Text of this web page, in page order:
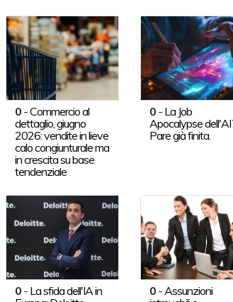
0 -Commercio al
dettaglio, giugno
2026: vendite in lieve
calo congiunturale ma
in crescita su base
tendenziale
0- La Job
Apocalypse
Pare già finita.
0 - La sfida dell'IA in
0- Assunzioni